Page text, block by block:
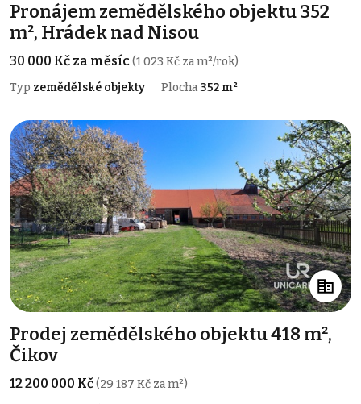
Pronájem zemědělského objektu 352
m², Hrádek nad Nisou
30 000 Kč za měsíc(1 023 Kč za m²/rok)
Typ zemědělské objekty Plocha 352 m²
Prodej zemědělského objektu 418 m²,
Čikov
12 200 000 Kč(29 187 Kč za m²)